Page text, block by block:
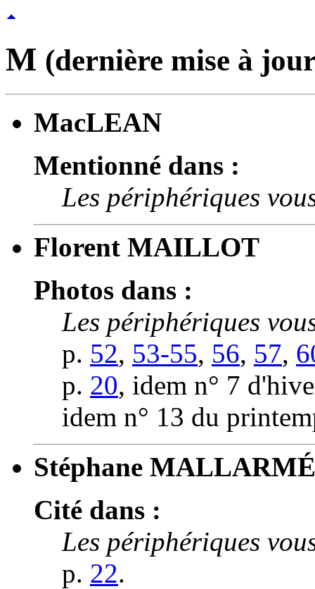
M (dernière mise à
MacLEAN
Mentionné dans :
Les périphériques
Florent MAILLOT
Photos dans :
Les périphériques
p. 52, 53-55, 56, 57,
p. 20, idem n° 7
idem n° 13 du
Stéphane MALLARMÉ
Cité dans :
Les périphériques
p. 22.